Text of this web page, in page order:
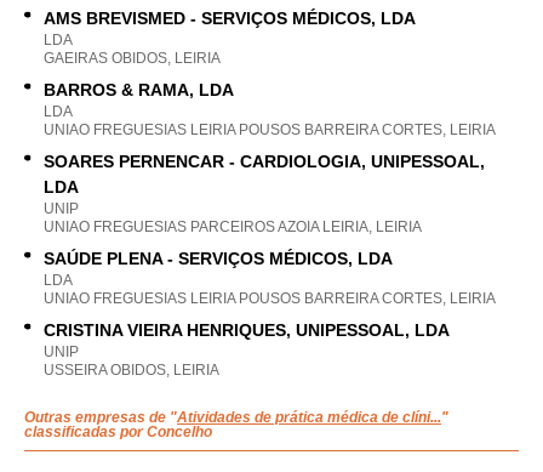
AMS BREVISMED - SERVIÇOS MÉDICOS, LDA
LDA
GAEIRAS OBIDOS, LEIRIA
BARROS & RAMA, LDA
LDA
UNIAO FREGUESIAS LEIRIA POUSOS BARREIRA CORTES, LEIRIA
SOARES PERNENCAR - CARDIOLOGIA, UNIPESSOAL,
LDA
UNIP
UNIAO FREGUESIAS PARCEIROS AZOIA LEIRIA, LEIRIA
SAÚDE PLENA - SERVIÇOS MÉDICOS, LDA
LDA
UNIAO FREGUESIAS LEIRIA POUSOS BARREIRA CORTES, LEIRIA
CRISTINA VIEIRA HENRIQUES, UNIPESSOAL, LDA
UNIP
USSEIRA OBIDOS, LEIRIA
Outras empresas de "Atividades de prática médica de clíni..."
classificadas por Concelho